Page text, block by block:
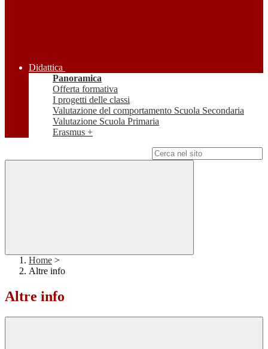
Didattica
Panoramica
Offerta formativa
I progetti delle classi
Valutazione del comportamento Scuola Secondaria
Valutazione Scuola Primaria
Erasmus +
Home >
Altre info
Altre info